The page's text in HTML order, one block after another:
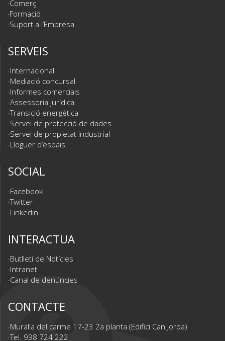
Comerç
Formació
Suport a l’Empresa
SERVEIS
Internacional
Mediació concursal
Informes comercials
Assessoria jurídica
Transició energètica
Servei de protecció de dades
Servei de propietat industrial
Lloguer d’espais
SOCIAL
Facebook
Twitter
Linkedin
INTERACTUA
Butlletí de Notícies
Intranet
Canal de denúncies
CONTACTE
Muralla del carme 17-23 2a planta (Edifici Can Jorba)
Tel. 938 724 222